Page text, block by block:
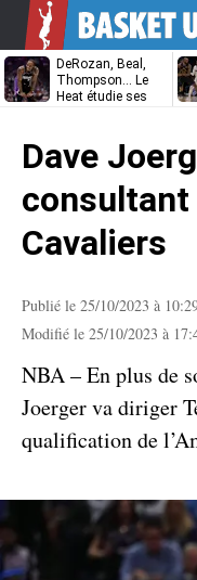
DeRozan, Beal,
Thompson… Le
Heat étudie ses
Unibet
Dave
consultant
Cavaliers
Publié le 25/10/2023 à
Modifié le 25/10/2023 à
NBA – En plus de
Joerger va diriger
qualification de